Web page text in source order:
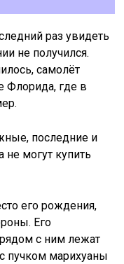
раз увидеть
не получился.
самолёт
Флорида, где в
последние и
не могут купить
его рождения,
Его
с ним лежат
пучком марихуаны